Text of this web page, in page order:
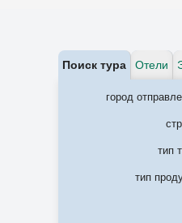
Поиск тура Отели
город
тип
тип